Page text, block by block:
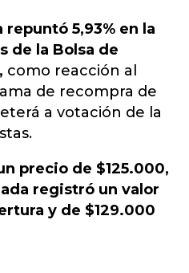
5,93% en la
de la Bolsa de
como reacción al
de recompra de
a votación de la
precio de $125.000,
registró un valor
y de $129.000